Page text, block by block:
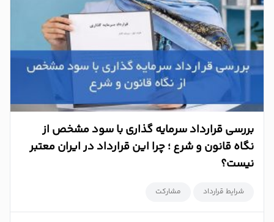
بررسی قرارداد سرمایه گذاری با سود مشخص از
نگاه قانون و شرع ؛ چرا این قرارداد در ایران معتبر
نیست؟
شرایط قرارداد مشارکت